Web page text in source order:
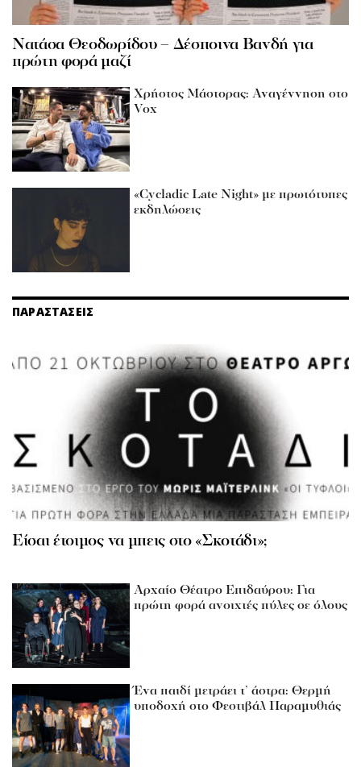
Νατάσα Θεοδωρίδου – Δέσποινα Βανδή για
πρώτη φορά μαζί
Χρήστος Μάστορας: Αναγέννηση στο
Vox
«Cycladic Late Night» με πρωτότυπες
εκδηλώσεις
ΠΑΡΑΣΤΑΣΕΙΣ
Είσαι έτοιμος να μπεις στο «Σκοτάδι»;
Αρχαίο Θέατρο Επιδαύρου: Για
πρώτη φορά ανοιχτές πύλες σε όλους
Ένα παιδί μετράει τ’ άστρα: Θερμή
υποδοχή στο Φεστιβάλ Παραμυθιάς